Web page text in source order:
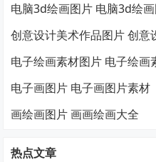
电脑3d绘画图片 电脑3d绘
创意设计美术作品图片 创意
电子绘画素材图片 电子绘画
电子画图片 电子画图片素材
画绘画图片 画画绘画大全
热点文章